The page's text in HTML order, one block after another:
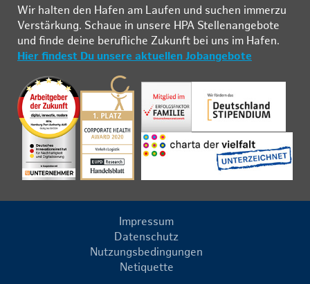
Wir hal­ten den Ha­fen am Lau­fen und su­chen im­mer­zu
Ver­stär­kung. Schau­e in un­se­re HPA Stel­len­an­ge­bo­te
und fin­de deine be­ruf­li­che Zu­kunft bei uns im Ha­fen.
Hier findest Du unsere aktuellen Jobangebote
Impressum
Datenschutz
Nutzungsbedingungen
Netiquette